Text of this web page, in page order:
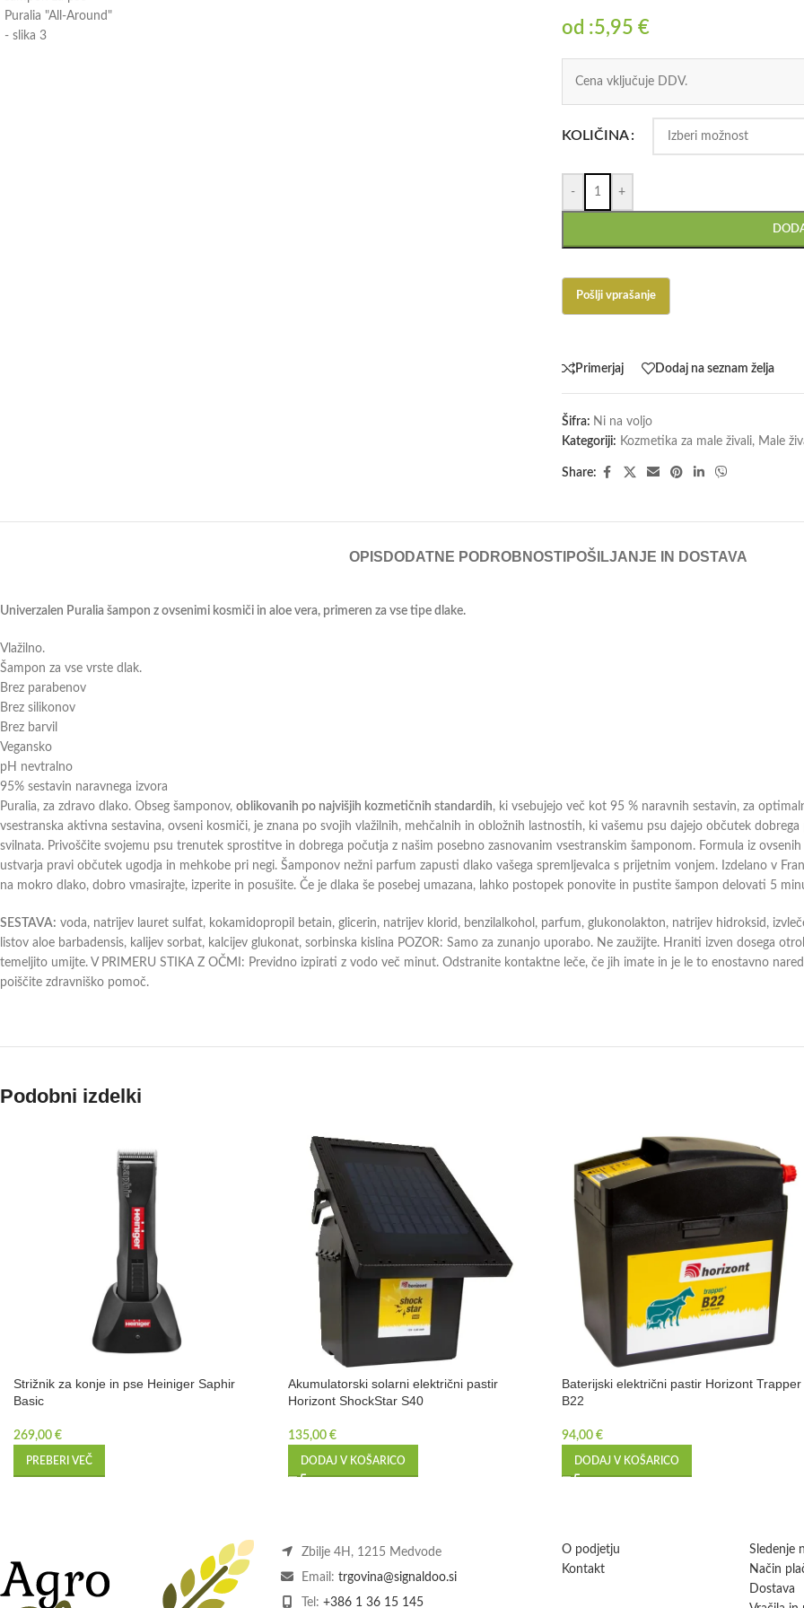
od :5,95 €
Cena vključuje DDV.
KOLIČINA
- +
Primerjaj Dodaj na seznam želja
Šifra: Ni na voljo
Kategoriji: Kozmetika za male živali, Male
Share:
OPIS DODATNE PODROBNOSTI POŠILJANJE IN DOSTAVA
Univerzalen Puralia šampon z ovsenimi kosmiči in aloe vera, primeren za vse tipe dlake.
Vlažilno.
Šampon za vse vrste dlak.
Brez parabenov
Brez silikonov
Brez barvil
Vegansko
pH nevtralno
95% sestavin naravnega izvora
Puralia, za zdravo dlako. Obseg šamponov, oblikovanih po najvišjih kozmetičnih standardih, ki vsebujejo več kot 95 % naravnih sestavin, za
vsestranska aktivna sestavina, ovseni kosmiči, je znana po svojih vlažilnih, mehčalnih in obložnih lastnostih, ki vašemu psu dajejo občutek
svilnata. Privoščite svojemu psu trenutek sprostitve in dobrega počutja z našim posebno zasnovanim vsestranskim šamponom. Formula iz
ustvarja pravi občutek ugodja in mehkobe pri negi. Šamponov nežni parfum zapusti dlako vašega spremljevalca s prijetnim vonjem. Izdelano v
na mokro dlako, dobro vmasirajte, izperite in posušite. Če je dlaka še posebej umazana, lahko postopek ponovite in pustite šampon delovati 5
SESTAVA: voda, natrijev lauret sulfat, kokamidopropil betain, glicerin, natrijev klorid, benzilalkohol, parfum, glukonolakton, natrijev hidroksid,
listov aloe barbadensis, kalijev sorbat, kalcijev glukonat, sorbinska kislina POZOR: Samo za zunanjo uporabo. Ne zaužijte. Hraniti izven dosega
temeljito umijte. V PRIMERU STIKA Z OČMI: Previdno izpirati z vodo več minut. Odstranite kontaktne leče, če jih imate in je le to enostavno
poiščite zdravniško pomoč.
Podobni izdelki
Strižnik za konje in pse Heiniger Saphir
Basic
269,00 €
PREBERI VEČ
Akumulatorski solarni električni pastir
Horizont ShockStar S40
135,00 €
DODAJ V KOŠARICO
Baterijski električni pastir Horizont Trapper
B22
94,00 €
DODAJ V KOŠARICO
Zbilje 4H, 1215 Medvode
Email: trgovina@signaldoo.si
Tel: +386 1 36 15 145
O podjetju
Kontakt
Sledenje
Način
Dostava